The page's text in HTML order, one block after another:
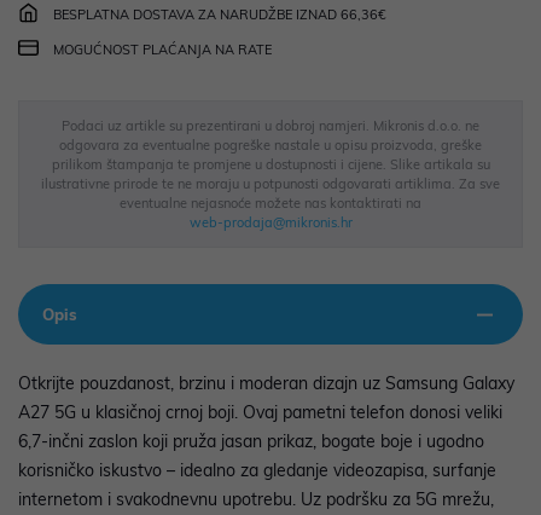
BESPLATNA DOSTAVA ZA NARUDŽBE IZNAD 66,36€
MOGUĆNOST PLAĆANJA NA RATE
Podaci uz artikle su prezentirani u dobroj namjeri. Mikronis d.o.o. ne
odgovara za eventualne pogreške nastale u opisu proizvoda, greške
prilikom štampanja te promjene u dostupnosti i cijene. Slike artikala su
ilustrativne prirode te ne moraju u potpunosti odgovarati artiklima. Za sve
eventualne nejasnoće možete nas kontaktirati na
web-prodaja@mikronis.hr
Opis
Otkrijte pouzdanost, brzinu i moderan dizajn uz Samsung Galaxy
A27 5G u klasičnoj crnoj boji. Ovaj pametni telefon donosi veliki
6,7-inčni zaslon koji pruža jasan prikaz, bogate boje i ugodno
korisničko iskustvo – idealno za gledanje videozapisa, surfanje
internetom i svakodnevnu upotrebu. Uz podršku za 5G mrežu,